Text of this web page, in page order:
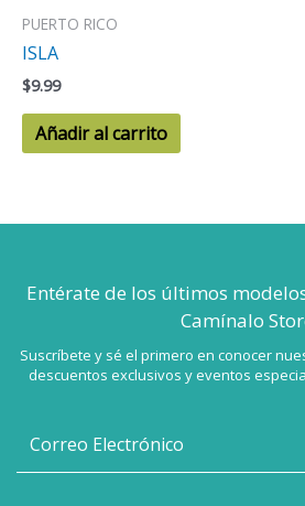
PUERTO RICO
ISLA
$9.99
Añadir al carrito
Entérate de los últimos
Camínalo
Suscríbete y sé el primero en conocer
descuentos exclusivos y eventos